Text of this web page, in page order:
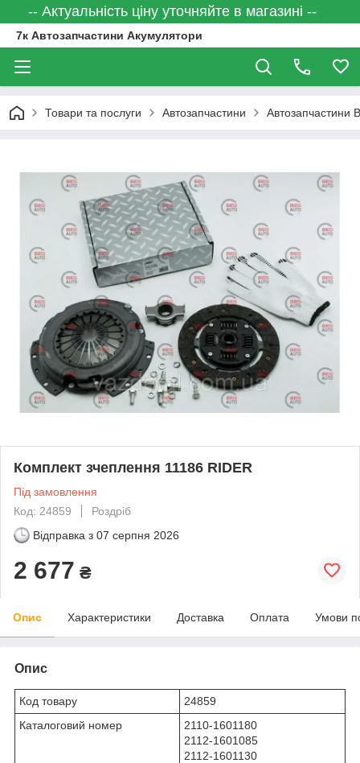
-- Актуальність ціну уточняйте в магазині --
7к Автозапчастини Акумулятори
Товари та послуги Автозапчастини Автозапчастини
Комплект зчеплення 11186 RIDER
Під замовлення
Код: 24859
Роздріб
Відправка з 07 серпня 2026
2 677 ₴
Опис Характеристики Доставка Оплата Умови
Опис
Код товару
24859
Каталоговий номер
2110-1601180
2112-1601085
2112-1601130